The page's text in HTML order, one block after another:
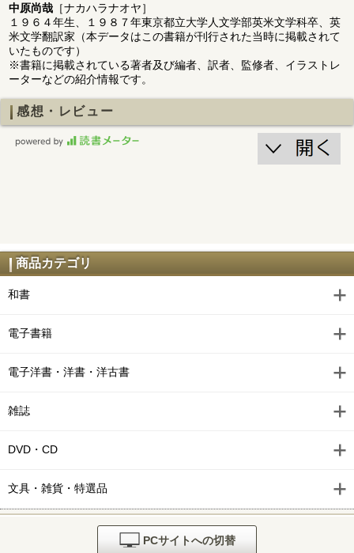
中原尚哉 ［ナカハラナオヤ］
１９６４年生、１９８７年東京都立大学人文学部英米文学科卒、英
米文学翻訳家（本データはこの書籍が刊行された当時に掲載されて
いたものです）
※書籍に掲載されている著者及び編者、訳者、監修者、イラストレ
ーターなどの紹介情報です。
感想・レビュー
商品カテゴリ
和書
電子書籍
電子洋書・洋書・洋古書
雑誌
DVD・CD
文具・雑貨・特選品
PCサイトへの切替